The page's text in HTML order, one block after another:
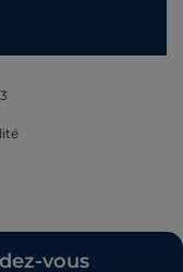
vous